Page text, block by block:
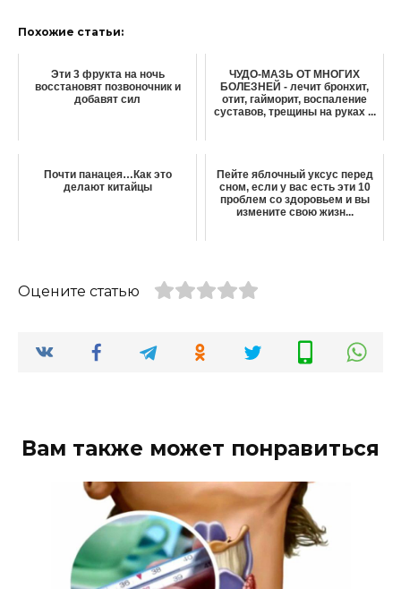
Похожие статьи:
Эти 3 фрукта на ночь
восстановят позвоночник и
добавят сил
ЧУДО-МАЗЬ ОТ МНОГИХ
БОЛЕЗНЕЙ - лечит бронхит,
отит, гайморит, воспаление
суставов, трещины на руках ...
Почти панацея…Как это
делают китайцы
Пейте яблочный уксус перед
сном, если у вас есть эти 10
проблем со здоровьем и вы
измените свою жизн...
Оцените статью
Вам также может понравиться